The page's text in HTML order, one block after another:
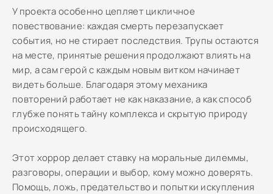
У проекта особенно цепляет цикличное
повествование: каждая смерть перезапускает
события, но не стирает последствия. Трупы остаются
на месте, принятые решения продолжают влиять на
мир, а сам герой с каждым новым витком начинает
видеть больше. Благодаря этому механика
повторений работает не как наказание, а как способ
глубже понять тайну комплекса и скрытую природу
происходящего.
Этот хоррор делает ставку на моральные дилеммы,
разговоры, операции и выбор, кому можно доверять.
Помощь, ложь, предательство и попытки искупления